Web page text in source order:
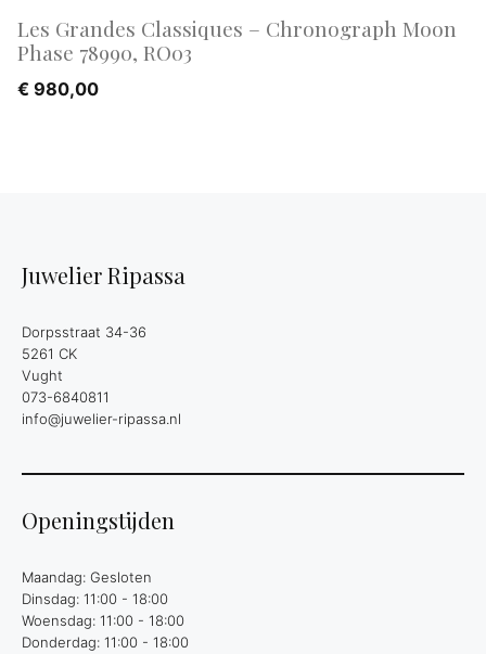
Les Grandes Classiques – Chronograph Moon
Phase 78990, RO03
€ 980,00
Juwelier Ripassa
Dorpsstraat 34-36
5261 CK
Vught
073-6840811
info@juwelier-ripassa.nl
Openingstijden
Maandag: Gesloten
Dinsdag: 11:00 - 18:00
Woensdag: 11:00 - 18:00
Donderdag: 11:00 - 18:00